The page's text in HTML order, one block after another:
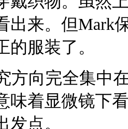
出来。但Mark
的服装了。
向完全集中
味着显微镜下
点。